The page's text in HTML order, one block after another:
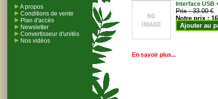
A propos
Conditions de vente
Plan d'accès
Newsletter
Convertisseur d'unités
Nos vidéos
Interface USB
Prix :33.00 €
Notre prix :
Ajouter au
En savoir plus...